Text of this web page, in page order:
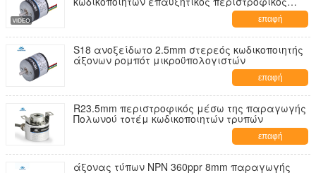
μηχανών 36ppr NPN PNP ρομπότ επαφή
S18 ανοξείδωτο 2.5mm στερεός κωδικοποιητής
άξονων ρομπότ μικροϋπολογιστών
επαφή
R23.5mm περιστροφικός μέσω της παραγωγής
Πολωνού τοτέμ κωδικοποιητών τρυπών
επαφή
άξονας τύπων NPN 360ppr 8mm παραγωγής